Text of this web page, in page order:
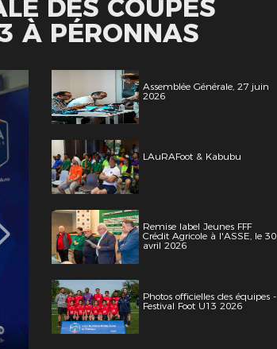
DES COUPES
À PÉRONNAS
Assemblée Générale, 27 juin
2026
LAuRAFoot & Kabubu
Remise label Jeunes FFF
Crédit Agricole à l'ASSE, le 30
avril 2026
Photos officielles des équipes -
Festival Foot U13 2026